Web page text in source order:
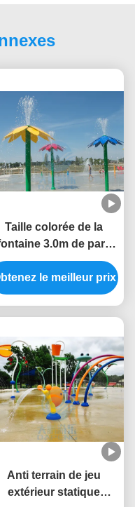
Taille colorée de la
3.0m de parc
de style de
d'Aqua Park Water
Splash Pad
le meilleur prix
Anti terrain de jeu
extérieur statique